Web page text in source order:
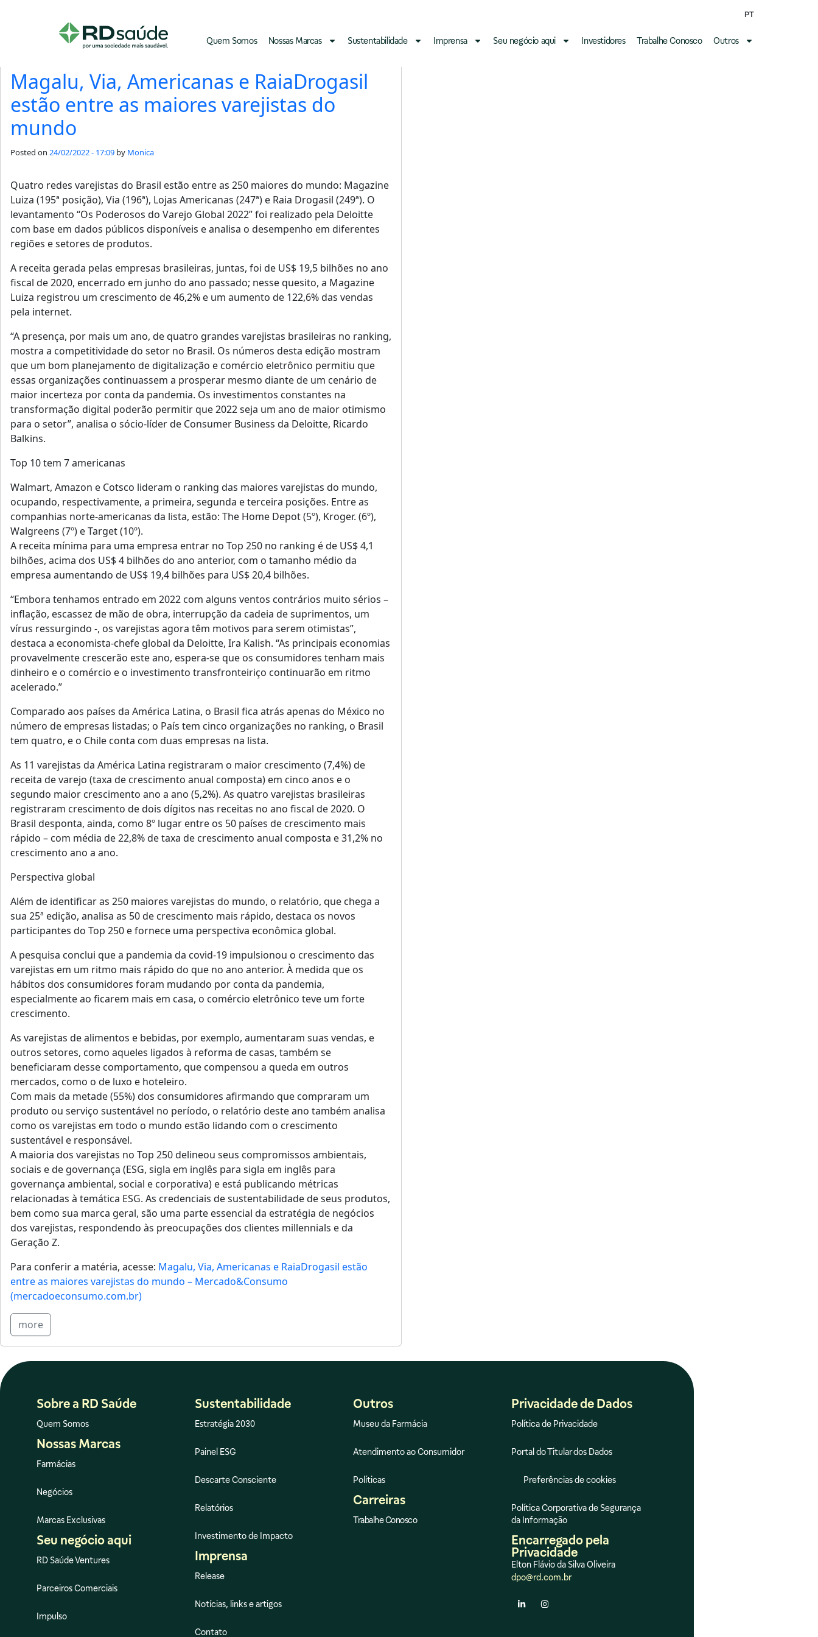
PT
Quem Somos Nossas Marcas Sustentabilidade Imprensa Seu negócio aqui Investidores Trabalhe Conosco Outros
Daily Archives: 24/02/2022
Magalu, Via, Americanas e RaiaDrogasil
estão entre as maiores varejistas do
mundo
Posted on 24/02/2022 - 17:09 by Monica
Quatro redes varejistas do Brasil estão entre as 250 maiores do mundo: Magazine
Luiza (195ª posição), Via (196ª), Lojas Americanas (247ª) e Raia Drogasil (249ª). O
levantamento “Os Poderosos do Varejo Global 2022” foi realizado pela Deloitte
com base em dados públicos disponíveis e analisa o desempenho em diferentes
regiões e setores de produtos.
A receita gerada pelas empresas brasileiras, juntas, foi de US$ 19,5 bilhões no ano
fiscal de 2020, encerrado em junho do ano passado; nesse quesito, a Magazine
Luiza registrou um crescimento de 46,2% e um aumento de 122,6% das vendas
pela internet.
“A presença, por mais um ano, de quatro grandes varejistas brasileiras no ranking,
mostra a competitividade do setor no Brasil. Os números desta edição mostram
que um bom planejamento de digitalização e comércio eletrônico permitiu que
essas organizações continuassem a prosperar mesmo diante de um cenário de
maior incerteza por conta da pandemia. Os investimentos constantes na
transformação digital poderão permitir que 2022 seja um ano de maior otimismo
para o setor”, analisa o sócio-líder de Consumer Business da Deloitte, Ricardo
Balkins.
Top 10 tem 7 americanas
Walmart, Amazon e Cotsco lideram o ranking das maiores varejistas do mundo,
ocupando, respectivamente, a primeira, segunda e terceira posições. Entre as
companhias norte-americanas da lista, estão: The Home Depot (5º), Kroger. (6º),
Walgreens (7º) e Target (10º).
A receita mínima para uma empresa entrar no Top 250 no ranking é de US$ 4,1
bilhões, acima dos US$ 4 bilhões do ano anterior, com o tamanho médio da
empresa aumentando de US$ 19,4 bilhões para US$ 20,4 bilhões.
“Embora tenhamos entrado em 2022 com alguns ventos contrários muito sérios –
inflação, escassez de mão de obra, interrupção da cadeia de suprimentos, um
vírus ressurgindo -, os varejistas agora têm motivos para serem otimistas”,
destaca a economista-chefe global da Deloitte, Ira Kalish. “As principais economias
provavelmente crescerão este ano, espera-se que os consumidores tenham mais
dinheiro e o comércio e o investimento transfronteiriço continuarão em ritmo
acelerado.”
Comparado aos países da América Latina, o Brasil fica atrás apenas do México no
número de empresas listadas; o País tem cinco organizações no ranking, o Brasil
tem quatro, e o Chile conta com duas empresas na lista.
As 11 varejistas da América Latina registraram o maior crescimento (7,4%) de
receita de varejo (taxa de crescimento anual composta) em cinco anos e o
segundo maior crescimento ano a ano (5,2%). As quatro varejistas brasileiras
registraram crescimento de dois dígitos nas receitas no ano fiscal de 2020. O
Brasil desponta, ainda, como 8º lugar entre os 50 países de crescimento mais
rápido – com média de 22,8% de taxa de crescimento anual composta e 31,2% no
crescimento ano a ano.
Perspectiva global
Além de identificar as 250 maiores varejistas do mundo, o relatório, que chega a
sua 25ª edição, analisa as 50 de crescimento mais rápido, destaca os novos
participantes do Top 250 e fornece uma perspectiva econômica global.
A pesquisa conclui que a pandemia da covid-19 impulsionou o crescimento das
varejistas em um ritmo mais rápido do que no ano anterior. À medida que os
hábitos dos consumidores foram mudando por conta da pandemia,
especialmente ao ficarem mais em casa, o comércio eletrônico teve um forte
crescimento.
As varejistas de alimentos e bebidas, por exemplo, aumentaram suas vendas, e
outros setores, como aqueles ligados à reforma de casas, também se
beneficiaram desse comportamento, que compensou a queda em outros
mercados, como o de luxo e hoteleiro.
Com mais da metade (55%) dos consumidores afirmando que compraram um
produto ou serviço sustentável no período, o relatório deste ano também analisa
como os varejistas em todo o mundo estão lidando com o crescimento
sustentável e responsável.
A maioria dos varejistas no Top 250 delineou seus compromissos ambientais,
sociais e de governança (ESG, sigla em inglês para sigla em inglês para
governança ambiental, social e corporativa) e está publicando métricas
relacionadas à temática ESG. As credenciais de sustentabilidade de seus produtos,
bem como sua marca geral, são uma parte essencial da estratégia de negócios
dos varejistas, respondendo às preocupações dos clientes millennials e da
Geração Z.
Para conferir a matéria, acesse: Magalu, Via, Americanas e RaiaDrogasil estão
entre as maiores varejistas do mundo – Mercado&Consumo
(mercadoeconsumo.com.br)
more
Sobre a RD Saúde
Quem Somos
Nossas Marcas
Farmácias
Negócios
Marcas Exclusivas
Seu negócio aqui
RD Saúde Ventures
Parceiros Comerciais
Impulso
Sustentabilidade
Estratégia 2030
Painel ESG
Descarte Consciente
Relatórios
Investimento de Impacto
Imprensa
Release
Notícias, links e artigos
Contato
Outros
Museu da Farmácia
Atendimento ao Consumidor
Políticas
Carreiras
Trabalhe Conosco
Privacidade de Dados
Política de Privacidade
Portal do Titular dos Dados
Preferências de cookies
Política Corporativa de Segurança
da Informação
Encarregado pela
Privacidade
Elton Flávio da Silva Oliveira
dpo@rd.com.br